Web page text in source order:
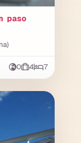
paso
0 4 7